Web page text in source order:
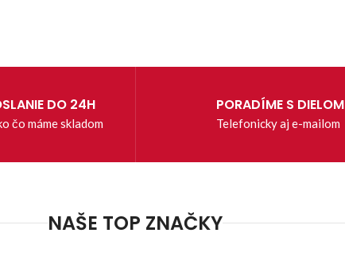
DO 24H
čo máme skladom
PORADÍME S DIELOM
Telefonicky aj e-mailom
NAŠE TOP ZNAČKY